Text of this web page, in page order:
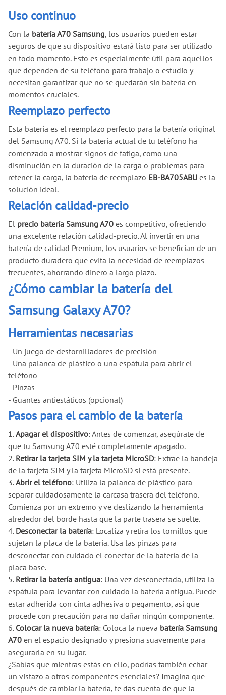
Uso continuo
Con la batería A70 Samsung, los usuarios pueden estar
seguros de que su dispositivo estará listo para ser utilizado
en todo momento. Esto es especialmente útil para aquellos
que dependen de su teléfono para trabajo o estudio y
necesitan garantizar que no se quedarán sin batería en
momentos cruciales.
Reemplazo perfecto
Esta batería es el reemplazo perfecto para la batería original
del Samsung A70. Si la batería actual de tu teléfono ha
comenzado a mostrar signos de fatiga, como una
disminución en la duración de la carga o problemas para
retener la carga, la batería de reemplazo EB-BA705ABU es la
solución ideal.
Relación calidad-precio
El precio batería Samsung A70 es competitivo, ofreciendo
una excelente relación calidad-precio. Al invertir en una
batería de calidad Premium, los usuarios se benefician de un
producto duradero que evita la necesidad de reemplazos
frecuentes, ahorrando dinero a largo plazo.
¿Cómo cambiar la batería del
Samsung Galaxy A70?
Herramientas necesarias
- Un juego de destornilladores de precisión
- Una palanca de plástico o una espátula para abrir el
teléfono
- Pinzas
- Guantes antiestáticos (opcional)
Pasos para el cambio de la batería
1.Apagar el dispositivo: Antes de comenzar, asegúrate de
que tu Samsung A70 esté completamente apagado.
2. Retirar la tarjeta SIM y la tarjeta MicroSD: Extrae la bandeja
de la tarjeta SIM y la tarjeta MicroSD si está presente.
3.Abrir el teléfono: Utiliza la palanca de plástico para
separar cuidadosamente la carcasa trasera del teléfono.
Comienza por un extremo y ve deslizando la herramienta
alrededor del borde hasta que la parte trasera se suelte.
4. Desconectar la batería: Localiza y retira los tornillos que
sujetan la placa de la batería. Usa las pinzas para
desconectar con cuidado el conector de la batería de la
placa base.
5. Retirar la batería antigua: Una vez desconectada, utiliza la
espátula para levantar con cuidado la batería antigua. Puede
estar adherida con cinta adhesiva o pegamento, así que
procede con precaución para no dañar ningún componente.
6. Colocar la nueva batería: Coloca la nueva batería Samsung
A70 en el espacio designado y presiona suavemente para
asegurarla en su lugar.
¿Sabías que mientras estás en ello, podrías también echar
un vistazo a otros componentes esenciales? Imagina que
después de cambiar la batería, te das cuenta de que la